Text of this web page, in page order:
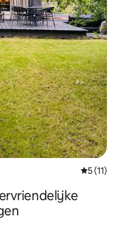
5 (11)